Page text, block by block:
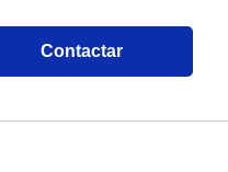
Contactar